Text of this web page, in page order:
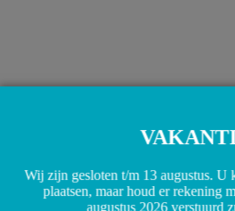
Toevoegen aan winkelwagen
Wij zijn gesloten t/m 13 augustus. U
plaatsen, maar houd er rekening
augustus 2026 verstuurd